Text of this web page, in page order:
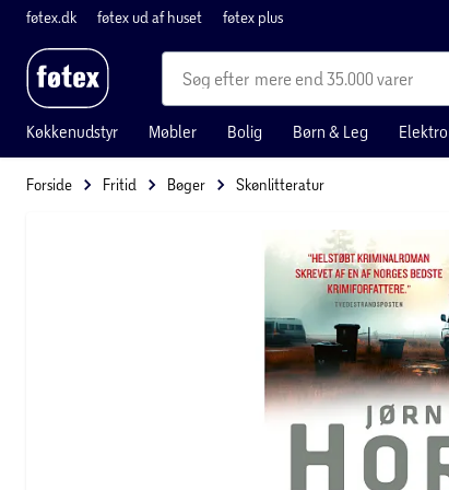
føtex.dk føtex ud af huset føtex plus
mere end 35.000 varer
Køkkenudstyr Møbler Bolig Børn & Leg
Forside Fritid Bøger Skønlitteratur